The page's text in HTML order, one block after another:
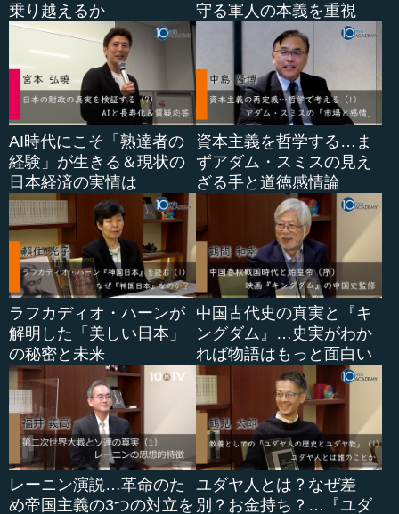
乗り越えるか
守る軍人の本義を重視
AI時代にこそ「熟達者の
経験」が生きる＆現状の
日本経済の実情は
資本主義を哲学する…ま
ずアダム・スミスの見え
ざる手と道徳感情論
ラフカディオ・ハーンが
解明した「美しい日本」
の秘密と未来
中国古代史の真実と『キ
ングダム』…史実がわか
れば物語はもっと面白い
レーニン演説…革命のた
め帝国主義の3つの対立を
ユダヤ人とは？なぜ差
別？お金持ち？…『ユダ